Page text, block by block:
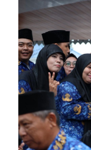
Nasional
Sumatera
Tapanuli
Nusantara
Megapolitan
Hukum